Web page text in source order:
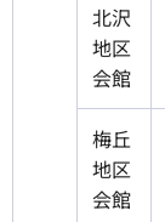
北沢
地区
会館
梅丘
地区
会館